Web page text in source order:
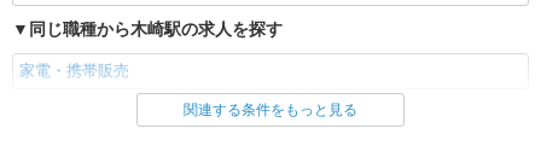
同じ職種から木崎駅の求人を探す
家電・携帯販売
同じ雇用形態から木崎駅の求人を探す
関連する条件をもっと見る